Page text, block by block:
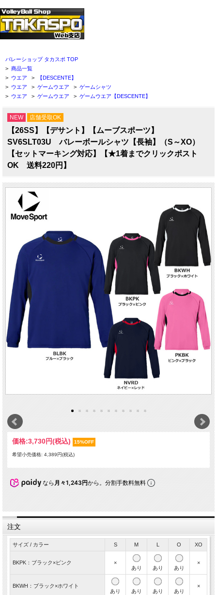
バレーショップ タカスポ TOP
> 商品一覧
> ウエア > 【DESCENTE】
> ウエア > ゲームウエア > ゲームシャツ
> ウエア > ゲームウエア > ゲームウエア【DESCENTE】
NEW 店舗受取OK
【26SS】【デサント】【ムーブスポーツ】
SV6SLT03U バレーボールシャツ【長袖】（S～XO）
【セットマーキング対応】【★1着までクリックポスト
OK 送料220円】
価格:3,730円(税込) 15%OFF
希望小売価格: 4,389円(税込)
なら月々1,243円から。分割手数料無料
注文
サイズ / カラー S M O XO
BKPK：ブラック×ピンク
×
あり
あり あり
×
BKWH：ブラック×ホワイト
あり
あり あり あり
×